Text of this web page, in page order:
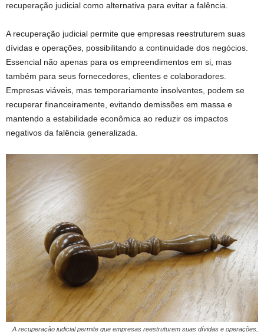
recuperação judicial como alternativa para evitar a falência.
A recuperação judicial permite que empresas reestruturem suas
dívidas e operações, possibilitando a continuidade dos negócios.
Essencial não apenas para os empreendimentos em si, mas
também para seus fornecedores, clientes e colaboradores.
Empresas viáveis, mas temporariamente insolventes, podem se
recuperar financeiramente, evitando demissões em massa e
mantendo a estabilidade econômica ao reduzir os impactos
negativos da falência generalizada.
A recuperação judicial permite que empresas reestruturem suas dívidas e operações,